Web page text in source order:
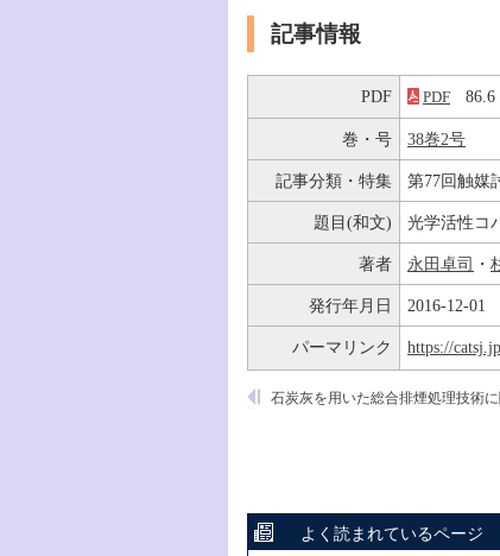
記事情報
PDF PDF
巻・号 38巻2号
記事分類・特集 第77回触媒
題目(和文) 光学活性コ
著者 永田卓司 ・
発行年月日 2016-12-01
パーマリンク https://
よく読まれているページ